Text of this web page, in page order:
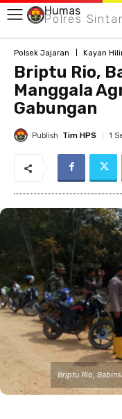
Humas
Polres
Polsek Jajaran Kayan
Briptu Rio,
Manggala
Gabungan
Publish Tim HPS 1
Briptu Rio,